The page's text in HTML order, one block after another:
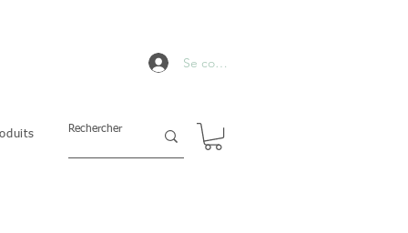
Se connecter